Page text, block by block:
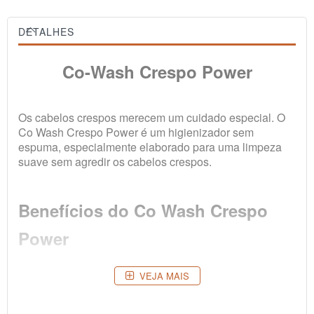
DETALHES
Co-Wash Crespo Power
Os cabelos crespos merecem um cuidado especial. O
Co Wash Crespo Power é um higienizador sem
espuma, especialmente elaborado para uma limpeza
suave sem agredir os cabelos crespos.
Benefícios do Co Wash Crespo
Power
• Protege a hidratação natural dos cabelos, deixa-os
VEJA MAIS